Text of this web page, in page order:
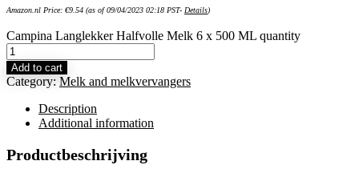
Amazon.nl Price: €9.54 (as of 09/04/2023 02:18 PST- Details)
Campina Langlekker Halfvolle Melk 6 x 500 ML quantity
Add to cart
Category: Melk and melkvervangers
Description
Additional information
Productbeschrijving